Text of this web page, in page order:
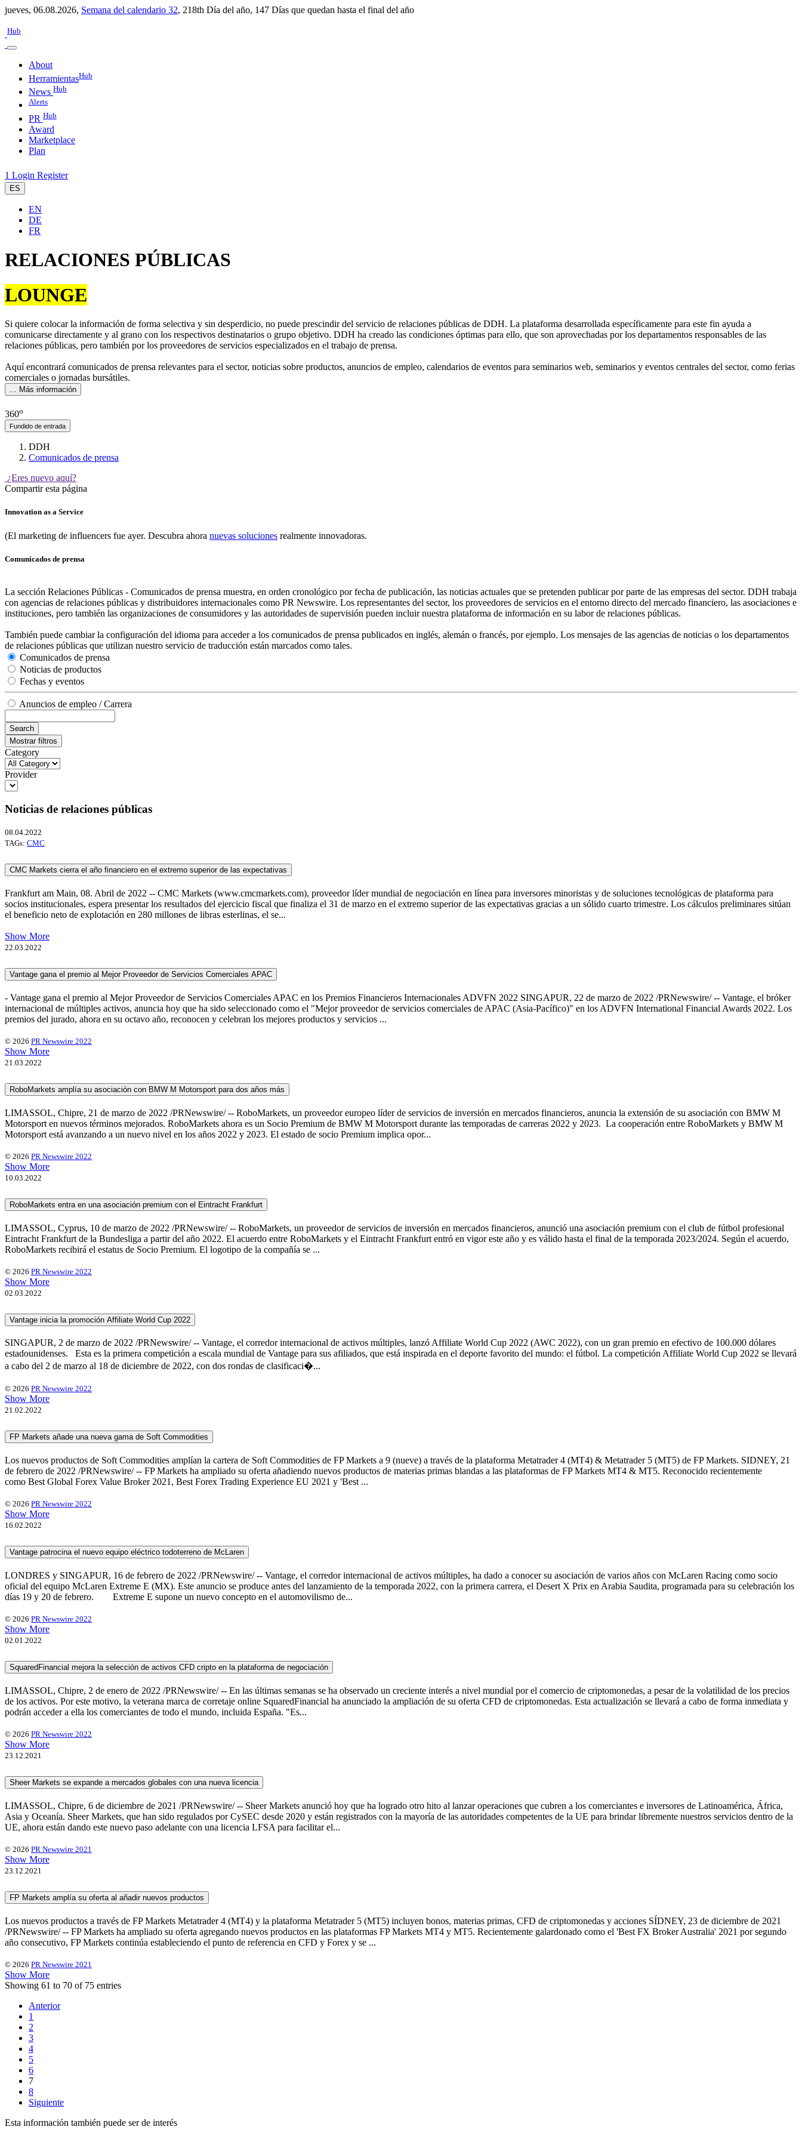
jueves, 06.08.2026, Semana del calendario 32, 218th Día del año, 147 Días que quedan hasta el final del año
Hub
About
HerramientasHub
News Hub
Alerts
PR Hub
Award
Marketplace
Plan
1 Login Register
ES
EN
DE
FR
RELACIONES PÚBLICAS
LOUNGE
Si quiere colocar la información de forma selectiva y sin desperdicio, no puede prescindir del servicio de relaciones públicas de DDH. La plataforma desarrollada específicamente para este fin ayuda a
comunicarse directamente y al grano con los respectivos destinatarios o grupo objetivo. DDH ha creado las condiciones óptimas para ello, que son aprovechadas por los departamentos responsables de las
relaciones públicas, pero también por los proveedores de servicios especializados en el trabajo de prensa.
Aquí encontrará comunicados de prensa relevantes para el sector, noticias sobre productos, anuncios de empleo, calendarios de eventos para seminarios web, seminarios y eventos centrales del sector, como ferias
comerciales o jornadas bursátiles.
... Más información
360o
Fundido de entrada
DDH
Comunicados de prensa
¿Eres nuevo aquí?
Compartir esta página
Innovation as a Service
(El marketing de influencers fue ayer. Descubra ahora nuevas soluciones realmente innovadoras.
Comunicados de prensa
La sección Relaciones Públicas - Comunicados de prensa muestra, en orden cronológico por fecha de publicación, las noticias actuales que se pretenden publicar por parte de las empresas del sector. DDH trabaja
con agencias de relaciones públicas y distribuidores internacionales como PR Newswire. Los representantes del sector, los proveedores de servicios en el entorno directo del mercado financiero, las asociaciones e
instituciones, pero también las organizaciones de consumidores y las autoridades de supervisión pueden incluir nuestra plataforma de información en su labor de relaciones públicas.
También puede cambiar la configuración del idioma para acceder a los comunicados de prensa publicados en inglés, alemán o francés, por ejemplo. Los mensajes de las agencias de noticias o los departamentos
de relaciones públicas que utilizan nuestro servicio de traducción están marcados como tales.
Comunicados de prensa
Noticias de productos
Fechas y eventos
Anuncios de empleo / Carrera
Search
Mostrar filtros
Category
Provider
Noticias de relaciones públicas
08.04.2022
TAGs: CMC
CMC Markets cierra el año financiero en el extremo superior de las expectativas
Frankfurt am Main, 08. Abril de 2022 -- CMC Markets (www.cmcmarkets.com), proveedor líder mundial de negociación en línea para inversores minoristas y de soluciones tecnológicas de plataforma para
socios institucionales, espera presentar los resultados del ejercicio fiscal que finaliza el 31 de marzo en el extremo superior de las expectativas gracias a un sólido cuarto trimestre. Los cálculos preliminares sitúan
el beneficio neto de explotación en 280 millones de libras esterlinas, el se...
Show More
22.03.2022
Vantage gana el premio al Mejor Proveedor de Servicios Comerciales APAC
- Vantage gana el premio al Mejor Proveedor de Servicios Comerciales APAC en los Premios Financieros Internacionales ADVFN 2022 SINGAPUR, 22 de marzo de 2022 /PRNewswire/ -- Vantage, el bróker
internacional de múltiples activos, anuncia hoy que ha sido seleccionado como el "Mejor proveedor de servicios comerciales de APAC (Asia-Pacífico)" en los ADVFN International Financial Awards 2022. Los
premios del jurado, ahora en su octavo año, reconocen y celebran los mejores productos y servicios ...
© 2026 PR Newswire 2022
Show More
21.03.2022
RoboMarkets amplía su asociación con BMW M Motorsport para dos años más
LIMASSOL, Chipre, 21 de marzo de 2022 /PRNewswire/ -- RoboMarkets, un proveedor europeo líder de servicios de inversión en mercados financieros, anuncia la extensión de su asociación con BMW M
Motorsport en nuevos términos mejorados. RoboMarkets ahora es un Socio Premium de BMW M Motorsport durante las temporadas de carreras 2022 y 2023. La cooperación entre RoboMarkets y BMW M
Motorsport está avanzando a un nuevo nivel en los años 2022 y 2023. El estado de socio Premium implica opor...
© 2026 PR Newswire 2022
Show More
10.03.2022
RoboMarkets entra en una asociación premium con el Eintracht Frankfurt
LIMASSOL, Cyprus, 10 de marzo de 2022 /PRNewswire/ -- RoboMarkets, un proveedor de servicios de inversión en mercados financieros, anunció una asociación premium con el club de fútbol profesional
Eintracht Frankfurt de la Bundesliga a partir del año 2022. El acuerdo entre RoboMarkets y el Eintracht Frankfurt entró en vigor este año y es válido hasta el final de la temporada 2023/2024. Según el acuerdo,
RoboMarkets recibirá el estatus de Socio Premium. El logotipo de la compañía se ...
© 2026 PR Newswire 2022
Show More
02.03.2022
Vantage inicia la promoción Affiliate World Cup 2022
SINGAPUR, 2 de marzo de 2022 /PRNewswire/ -- Vantage, el corredor internacional de activos múltiples, lanzó Affiliate World Cup 2022 (AWC 2022), con un gran premio en efectivo de 100.000 dólares
estadounidenses. Esta es la primera competición a escala mundial de Vantage para sus afiliados, que está inspirada en el deporte favorito del mundo: el fútbol. La competición Affiliate World Cup 2022 se llevará
a cabo del 2 de marzo al 18 de diciembre de 2022, con dos rondas de clasificaci�...
© 2026 PR Newswire 2022
Show More
21.02.2022
FP Markets añade una nueva gama de Soft Commodities
Los nuevos productos de Soft Commodities amplían la cartera de Soft Commodities de FP Markets a 9 (nueve) a través de la plataforma Metatrader 4 (MT4) & Metatrader 5 (MT5) de FP Markets. SIDNEY, 21
de febrero de 2022 /PRNewswire/ -- FP Markets ha ampliado su oferta añadiendo nuevos productos de materias primas blandas a las plataformas de FP Markets MT4 & MT5. Reconocido recientemente
como Best Global Forex Value Broker 2021, Best Forex Trading Experience EU 2021 y 'Best ...
© 2026 PR Newswire 2022
Show More
16.02.2022
Vantage patrocina el nuevo equipo eléctrico todoterreno de McLaren
LONDRES y SINGAPUR, 16 de febrero de 2022 /PRNewswire/ -- Vantage, el corredor internacional de activos múltiples, ha dado a conocer su asociación de varios años con McLaren Racing como socio
oficial del equipo McLaren Extreme E (MX). Este anuncio se produce antes del lanzamiento de la temporada 2022, con la primera carrera, el Desert X Prix en Arabia Saudita, programada para su celebración los
días 19 y 20 de febrero. Extreme E supone un nuevo concepto en el automovilismo de...
© 2026 PR Newswire 2022
Show More
02.01.2022
SquaredFinancial mejora la selección de activos CFD cripto en la plataforma de negociación
LIMASSOL, Chipre, 2 de enero de 2022 /PRNewswire/ -- En las últimas semanas se ha observado un creciente interés a nivel mundial por el comercio de criptomonedas, a pesar de la volatilidad de los precios
de los activos. Por este motivo, la veterana marca de corretaje online SquaredFinancial ha anunciado la ampliación de su oferta CFD de criptomonedas. Esta actualización se llevará a cabo de forma inmediata y
podrán acceder a ella los comerciantes de todo el mundo, incluida España. "Es...
© 2026 PR Newswire 2022
Show More
23.12.2021
Sheer Markets se expande a mercados globales con una nueva licencia
LIMASSOL, Chipre, 6 de diciembre de 2021 /PRNewswire/ -- Sheer Markets anunció hoy que ha logrado otro hito al lanzar operaciones que cubren a los comerciantes e inversores de Latinoamérica, África,
Asia y Oceanía. Sheer Markets, que han sido regulados por CySEC desde 2020 y están registrados con la mayoría de las autoridades competentes de la UE para brindar libremente nuestros servicios dentro de la
UE, ahora están dando este nuevo paso adelante con una licencia LFSA para facilitar el...
© 2026 PR Newswire 2021
Show More
23.12.2021
FP Markets amplía su oferta al añadir nuevos productos
Los nuevos productos a través de FP Markets Metatrader 4 (MT4) y la plataforma Metatrader 5 (MT5) incluyen bonos, materias primas, CFD de criptomonedas y acciones SÍDNEY, 23 de diciembre de 2021
/PRNewswire/ -- FP Markets ha ampliado su oferta agregando nuevos productos en las plataformas FP Markets MT4 y MT5. Recientemente galardonado como el 'Best FX Broker Australia' 2021 por segundo
año consecutivo, FP Markets continúa estableciendo el punto de referencia en CFD y Forex y se ...
© 2026 PR Newswire 2021
Show More
Showing 61 to 70 of 75 entries
Anterior
1
2
3
4
5
6
7
8
Siguiente
Esta información también puede ser de interés